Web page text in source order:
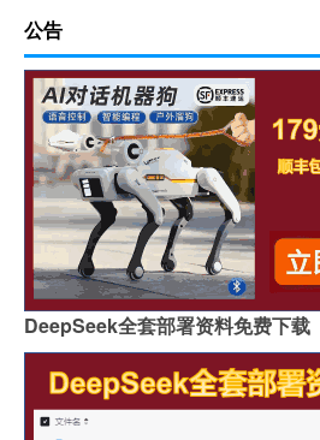
公告
DeepSeek全套部署资料免费下载